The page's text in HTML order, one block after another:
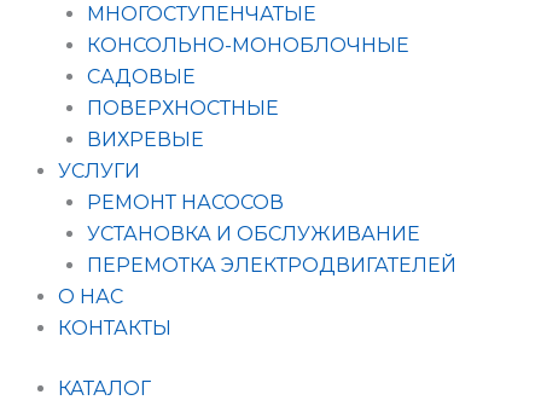
МНОГОСТУПЕНЧАТЫЕ
КОНСОЛЬНО-МОНОБЛОЧНЫЕ
САДОВЫЕ
ПОВЕРХНОСТНЫЕ
ВИХРЕВЫЕ
УСЛУГИ
РЕМОНТ НАСОСОВ
УСТАНОВКА И ОБСЛУЖИВАНИЕ
ПЕРЕМОТКА ЭЛЕКТРОДВИГАТЕЛЕЙ
О НАС
КОНТАКТЫ
КАТАЛОГ